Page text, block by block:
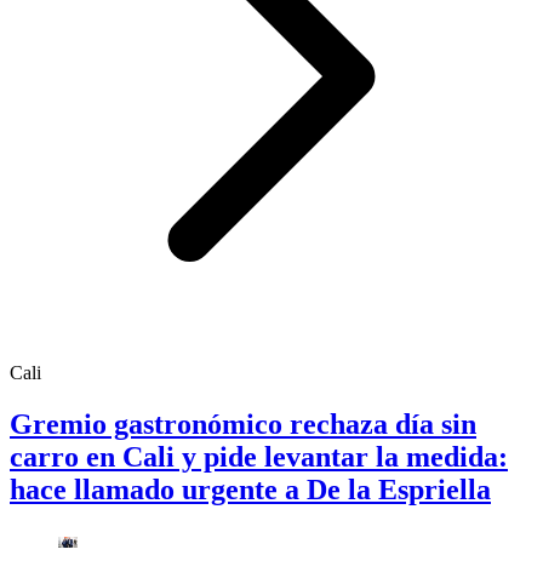
Cali
Gremio gastronómico rechaza día sin
carro en Cali y pide levantar la medida:
hace llamado urgente a De la Espriella